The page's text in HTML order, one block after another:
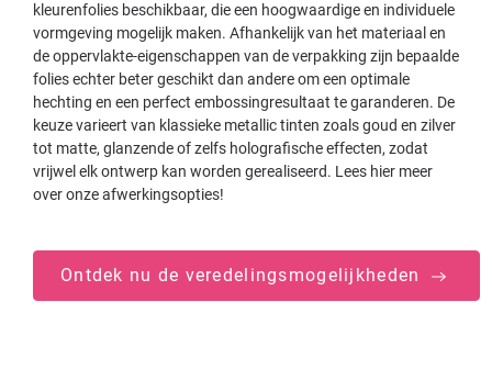
kleurenfolies beschikbaar, die een hoogwaardige en individuele
vormgeving mogelijk maken. Afhankelijk van het materiaal en
de oppervlakte-eigenschappen van de verpakking zijn bepaalde
folies echter beter geschikt dan andere om een optimale
hechting en een perfect embossingresultaat te garanderen. De
keuze varieert van klassieke metallic tinten zoals goud en zilver
tot matte, glanzende of zelfs holografische effecten, zodat
vrijwel elk ontwerp kan worden gerealiseerd. Lees hier meer
over onze afwerkingsopties!
Ontdek nu de veredelingsmogelijkheden